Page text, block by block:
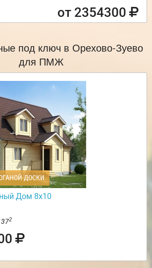
от 2354300
под ключ в Орехово-Зуево
для ПМЖ
ДОСКИ
Дом 8х10
2